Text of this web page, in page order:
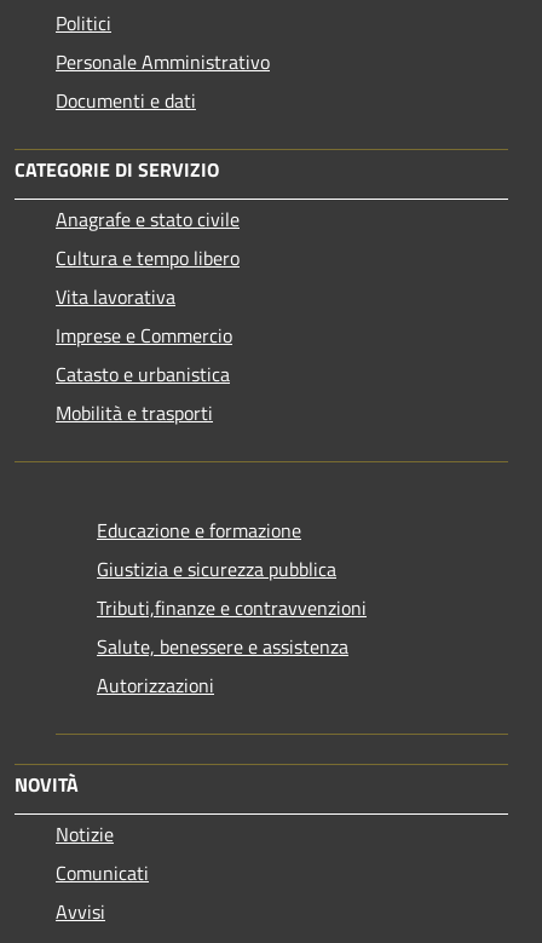
Politici
Personale Amministrativo
Documenti e dati
CATEGORIE DI SERVIZIO
Anagrafe e stato civile
Cultura e tempo libero
Vita lavorativa
Imprese e Commercio
Catasto e urbanistica
Mobilità e trasporti
Educazione e formazione
Giustizia e sicurezza pubblica
Tributi,finanze e contravvenzioni
Salute, benessere e assistenza
Autorizzazioni
NOVITÀ
Notizie
Comunicati
Avvisi